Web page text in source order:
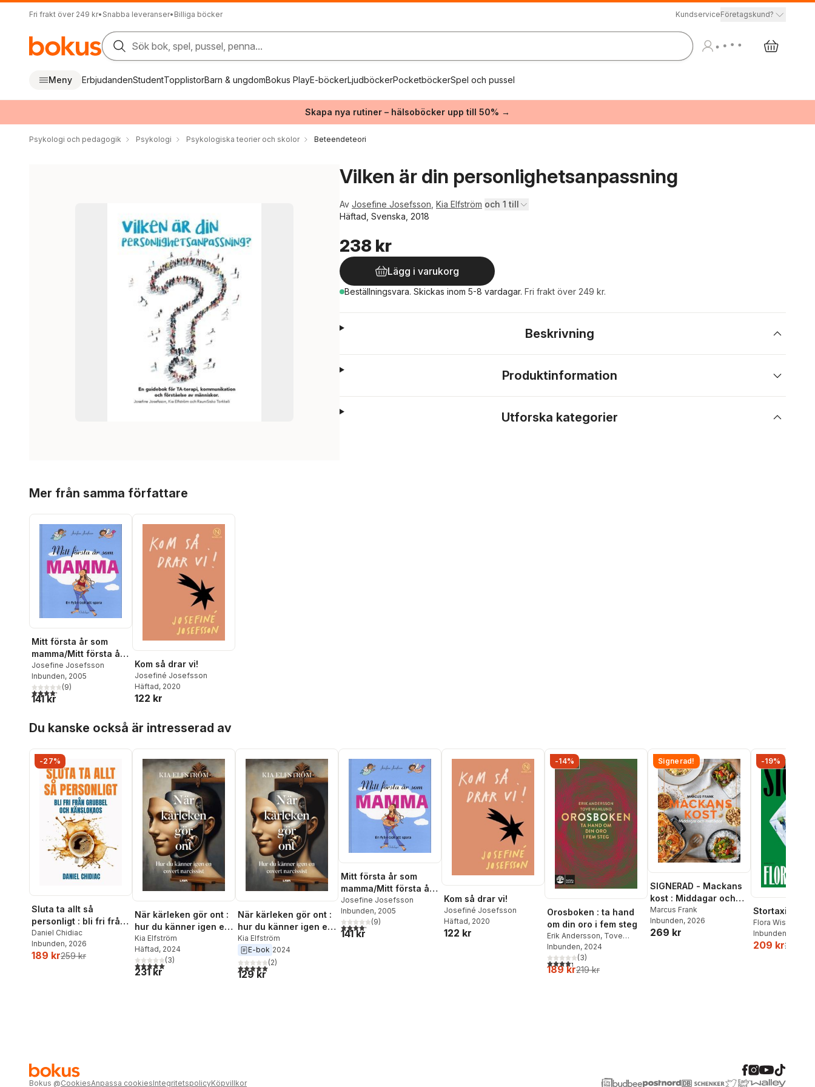
Fri frakt över 249 kr• Snabba leveranser• Billiga böcker KundserviceFöretagskund?
Sök bok, spel, pussel, penna...
Meny ErbjudandenStudentTopplistorBarn & ungdomBokus PlayE-böckerLjudböckerPocketböckerSpel och pussel
Skapa nya rutiner – hälsoböcker upp till 50% →
Psykologi och pedagogik Psykologi Psykologiska teorier och skolor Beteendeteori
Vilken är din personlighetsanpassning
Av Josefine Josefsson Kia Elfström och 1 till
Häftad, Svenska, 2018
238 kr
Lägg i varukorg
Beställningsvara. Skickas inom 5-8 vardagar. Fri frakt över 249 kr.
Beskrivning
Produktinformation
Utforska kategorier
Mer från samma författare
Mitt första år som
mamma/Mitt första år
som pappa
Josefine Josefsson
Inbunden, 2005
4,2utav 5 stjärnor. Totalt antal röster:
(9)
141 kr
Kom så drar vi!
Josefiné Josefsson
Häftad, 2020
122 kr
Du kanske också är intresserad av
-27%
Sluta ta allt så
personligt : bli fri från
grubbel och
känslokaos
Daniel Chidiac
Inbunden, 2026
189 kr259 kr
När kärleken gör ont :
hur du känner igen en
covert narcissist
Kia Elfström
Häftad, 2024
5,0utav 5 stjärnor. Totalt antal röster:
(3)
231 kr
När kärleken gör ont :
hur du känner igen en
covert narcissist
Kia Elfström
E-bok 2024
5,0utav 5 stjärnor. Totalt antal röster:
(2)
129 kr
Mitt första år som
mamma/Mitt första år
som pappa
Josefine Josefsson
Inbunden, 2005
4,2utav 5 stjärnor. Totalt antal röster:
(9)
141 kr
Kom så drar vi!
Josefiné Josefsson
Häftad, 2020
122 kr
-14%
Orosboken : ta hand
om din oro i fem steg
Erik Andersson, Tove
Wahlund
Inbunden, 2024
4,3utav 5 stjärnor. Totalt antal röster:
(3)
189 kr219 kr
Signerad!
SIGNERAD - Mackans
kost : Middagar och
matlådor
Marcus Frank
Inbunden, 2026
269 kr
-19%
Stortaxi
Flora Wiström
Inbunden
209 kr259 kr
Bokus @CookiesAnpassa cookiesIntegritetspolicyKöpvillkor